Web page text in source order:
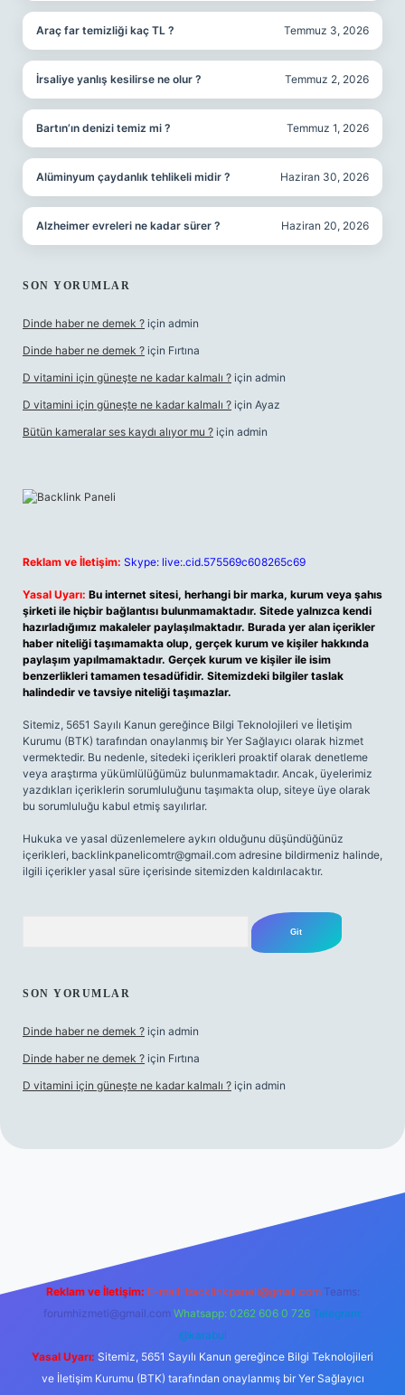
Araç far temizliği kaç TL ? Temmuz 3, 2026
İrsaliye yanlış kesilirse ne olur ? Temmuz 2, 2026
Bartın’ın denizi temiz mi ? Temmuz 1, 2026
Alüminyum çaydanlık tehlikeli midir ? Haziran 30, 2026
Alzheimer evreleri ne kadar sürer ? Haziran 20, 2026
SON YORUMLAR
Dinde haber ne demek ? için admin
Dinde haber ne demek ? için Fırtına
D vitamini için güneşte ne kadar kalmalı ? için admin
D vitamini için güneşte ne kadar kalmalı ? için Ayaz
Bütün kameralar ses kaydı alıyor mu ? için admin
Reklam ve İletişim: Skype: live:.cid.575569c608265c69
Yasal Uyarı: Bu internet sitesi, herhangi bir marka, kurum veya şahıs
şirketi ile hiçbir bağlantısı bulunmamaktadır. Sitede yalnızca kendi
hazırladığımız makaleler paylaşılmaktadır. Burada yer alan içerikler
haber niteliği taşımamakta olup, gerçek kurum ve kişiler hakkında
paylaşım yapılmamaktadır. Gerçek kurum ve kişiler ile isim
benzerlikleri tamamen tesadüfidir. Sitemizdeki bilgiler taslak
halindedir ve tavsiye niteliği taşımazlar.
Sitemiz, 5651 Sayılı Kanun gereğince Bilgi Teknolojileri ve İletişim
Kurumu (BTK) tarafından onaylanmış bir Yer Sağlayıcı olarak hizmet
vermektedir. Bu nedenle, sitedeki içerikleri proaktif olarak denetleme
veya araştırma yükümlülüğümüz bulunmamaktadır. Ancak, üyelerimiz
yazdıkları içeriklerin sorumluluğunu taşımakta olup, siteye üye olarak
bu sorumluluğu kabul etmiş sayılırlar.
Hukuka ve yasal düzenlemelere aykırı olduğunu düşündüğünüz
içerikleri, backlinkpanelicomtr@gmail.com adresine bildirmeniz halinde,
ilgili içerikler yasal süre içerisinde sitemizden kaldırılacaktır.
SON YORUMLAR
Dinde haber ne demek ? için admin
Dinde haber ne demek ? için Fırtına
D vitamini için güneşte ne kadar kalmalı ? için admin
Reklam ve İletişim: E-mail: backlinkpaneli@gmail.com Teams:
forumhizmeti@gmail.com Whatsapp: 0262 606 0 726 Telegram:
@karabul
Yasal Uyarı: Sitemiz, 5651 Sayılı Kanun gereğince Bilgi Teknolojileri
ve İletişim Kurumu (BTK) tarafından onaylanmış bir Yer Sağlayıcı